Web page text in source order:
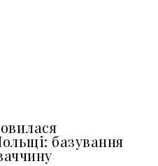
базування